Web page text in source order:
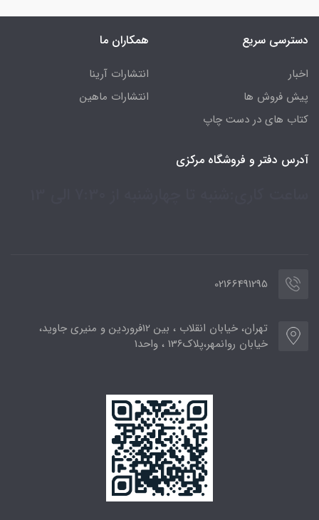
دسترسی سریع
اخبار
پیش فروش ها
کتاب های در دست چاپ
همکاران ما
انتشارات آرینا
انتشارات ماهین
آدرس دفتر و فروشگاه مرکزی
02166491295
تهران، خیابان انقلاب ، بین 12فروردین و منیری جاوید،
خیابان روانمهر،پلاک136 ، واحد1